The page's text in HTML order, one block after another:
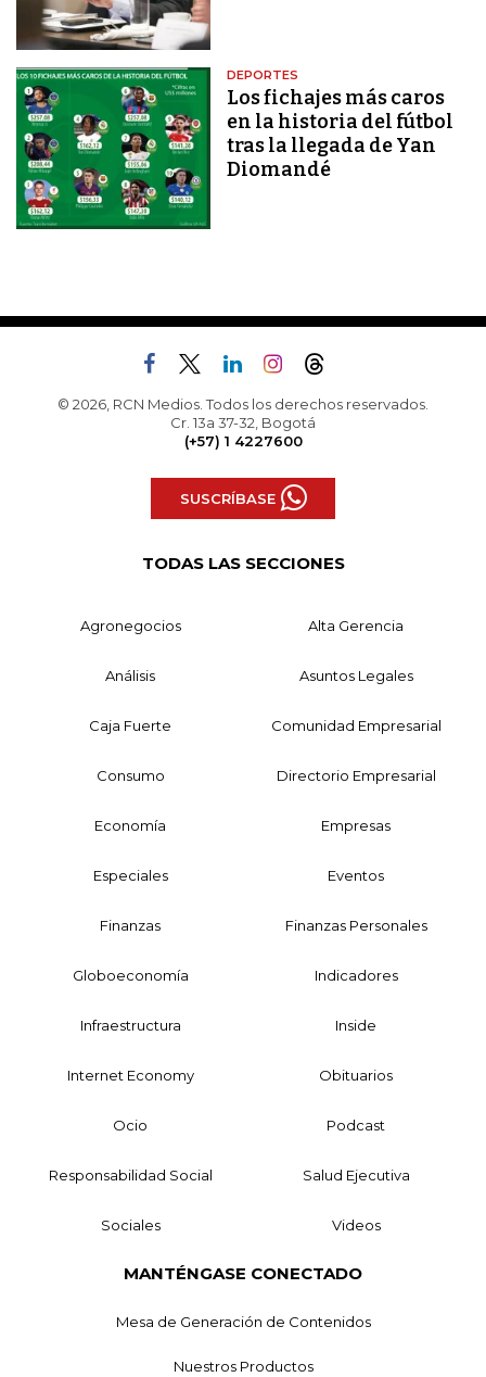
DEPORTES
Los fichajes más caros
en la historia del fútbol
tras la llegada de Yan
Diomandé
© 2026, RCN Medios. Todos los derechos reservados.
Cr. 13a 37-32, Bogotá
(+57) 1 4227600
SUSCRÍBASE
TODAS LAS SECCIONES
Agronegocios Alta Gerencia
Análisis Asuntos Legales
Caja Fuerte Comunidad Empresarial
Consumo Directorio Empresarial
Economía Empresas
Especiales Eventos
Finanzas Finanzas Personales
Globoeconomía Indicadores
Infraestructura Inside
Internet Economy Obituarios
Ocio Podcast
Responsabilidad Social Salud Ejecutiva
Sociales Videos
MANTÉNGASE CONECTADO
Mesa de Generación de Contenidos
Nuestros Productos